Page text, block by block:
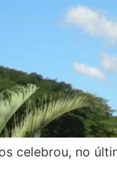
celebrou, no